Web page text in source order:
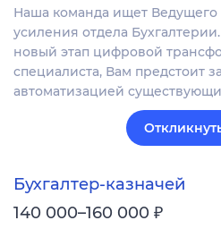
Наша команда ищет Ведущего
усиления отдела
новый этап цифровой
специалиста, Вам предстоит
автоматизацией
Бухгалтер-казначей
140 000–160 000 ₽